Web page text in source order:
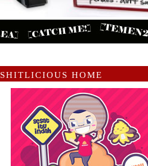
SHITLICIOUS HOME